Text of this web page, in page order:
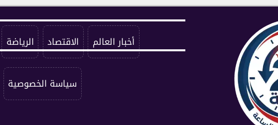
أخبار العالم الاقتصاد الرياضة
سياسة الخصوصية